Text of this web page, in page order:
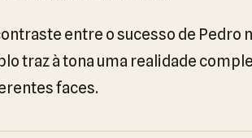
entre o sucesso de Pedro
traz à tona uma realidade
faces.